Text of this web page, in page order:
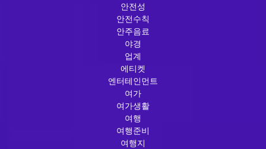
안전성
안전수칙
안주음료
야경
업계
에티켓
엔터테인먼트
여가
여가생활
여행
여행준비
여행지